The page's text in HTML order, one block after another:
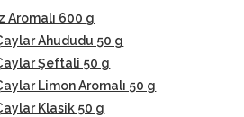
Aromalı 600 g
Ahududu 50 g
Şeftali 50 g
Limon Aromalı 50 g
Klasik 50 g